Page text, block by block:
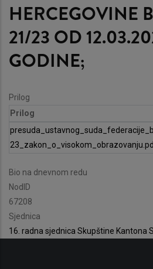
HERCEGOVINE
21/23 OD
GODINE;
Prilog
Prilog
Bio na dnevnom redu
NodID
67208
Sjednica
16. radna sjednica Skupštine Kantona